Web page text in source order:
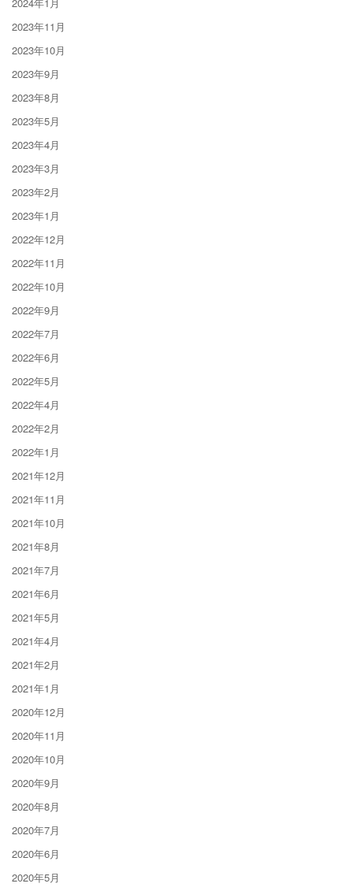
2023年11月
2023年10月
2023年9月
2023年8月
2023年5月
2023年4月
2023年3月
2023年2月
2023年1月
2022年12月
2022年11月
2022年10月
2022年9月
2022年7月
2022年6月
2022年5月
2022年4月
2022年2月
2022年1月
2021年12月
2021年11月
2021年10月
2021年8月
2021年7月
2021年6月
2021年5月
2021年4月
2021年2月
2021年1月
2020年12月
2020年11月
2020年10月
2020年9月
2020年8月
2020年7月
2020年6月
2020年5月